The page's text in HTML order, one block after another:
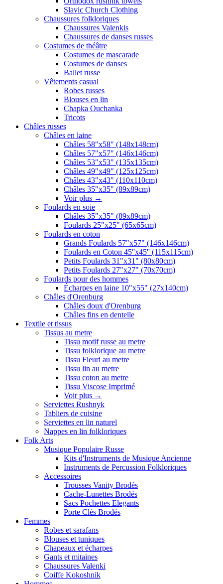
Slavic Church Clothing
Chaussures folkloriques
Chaussures Valenkis
Chaussures de danses russes
Costumes de théâtre
Costumes de mascarade
Costumes de danses
Ballet russe
Vêtements casual
Robes russes
Blouses en lin
Chapka Ouchanka
Tricots
Châles russes
Châles en laine
Châles 58"x58" (148x148cm)
Châles 57"x57" (146x146cm)
Châles 53"x53" (135x135cm)
Châles 49"x49" (125x125cm)
Châles 43"x43" (110x110cm)
Châles 35"x35" (89x89cm)
Voir plus →
Foulards en soie
Châles 35"x35" (89x89cm)
Foulards 25"x25" (65x65cm)
Foulards en coton
Grands Foulards 57"x57" (146x146cm)
Foulards en Coton 45''x45'' (115x115cm)
Petits Foulards 31"x31" (80x80cm)
Petits Foulards 27"x27" (70x70cm)
Foulards pour des hommes
Écharpes en laine 10"x55" (27x140cm)
Châles d'Orenburg
Châles doux d'Orenburg
Châles fins en dentelle
Textile et tissus
Tissus au metre
Tissu motif russe au metre
Tissu folklorique au metre
Tissu Fleuri au metre
Tissu lin au metre
Tissu coton au metre
Tissu Viscose Imprimé
Voir plus →
Serviettes Rushnyk
Tabliers de cuisine
Serviettes en lin naturel
Nappes en lin folkloriques
Folk Arts
Musique Populaire Russe
Kits d'Instruments de Musique Ancienne
Instruments de Percussion Folkloriques
Accessoires
Trousses Vanity Brodés
Cache-Lunettes Brodés
Sacs Pochettes Elegants
Porte Clés Brodés
Femmes
Robes et sarafans
Blouses et tuniques
Chapeaux et écharpes
Gants et mitaines
Chaussures Valenki
Coiffe Kokoshnik